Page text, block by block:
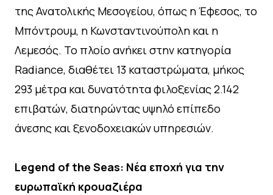
της Ανατολικής Μεσογείου, όπως η Έφεσος, το
Μπόντρουμ, η Κωνσταντινούπολη και η
Λεμεσός. Το πλοίο ανήκει στην κατηγορία
Radiance, διαθέτει 13 καταστρώματα, μήκος
293 μέτρα και δυνατότητα φιλοξενίας 2.142
επιβατών, διατηρώντας υψηλό επίπεδο
άνεσης και ξενοδοχειακών υπηρεσιών.
Legend of the Seas: Νέα εποχή για την
ευρωπαϊκή κρουαζιέρα